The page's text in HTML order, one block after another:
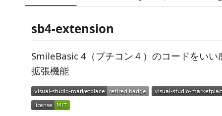
sb4-extension
SmileBasic 4（プチコン４）のコードをいい
拡張機能